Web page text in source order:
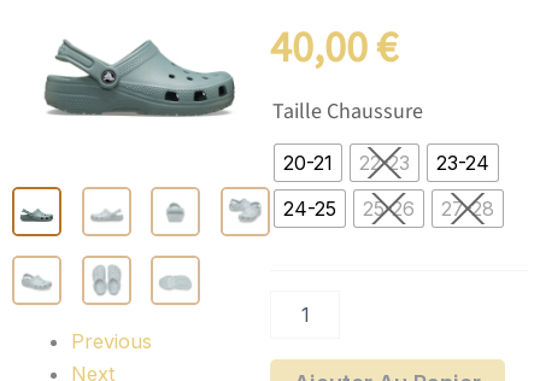
Previous
Next
40,00€
Taille Chaussure
20-21 22-23
23-24
24-25
25-26 27-28
quantité
de
Crocs
Clog
Classic